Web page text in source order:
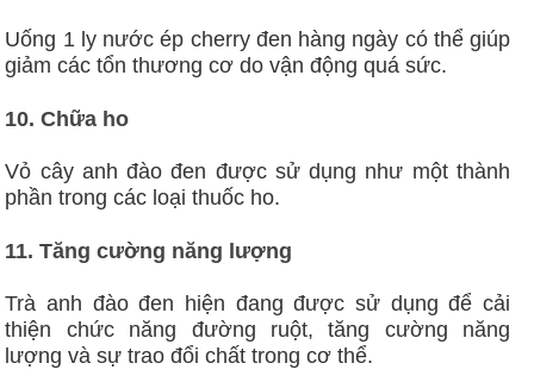
Uống 1 ly nước ép cherry đen hàng ngày có thể giúp
giảm các tổn thương cơ do vận động quá sức.
10. Chữa ho
Vỏ cây anh đào đen được sử dụng như một thành
phần trong các loại thuốc ho.
11. Tăng cường năng lượng
Trà anh đào đen hiện đang được sử dụng để cải
thiện chức năng đường ruột, tăng cường năng
lượng và sự trao đổi chất trong cơ thể.